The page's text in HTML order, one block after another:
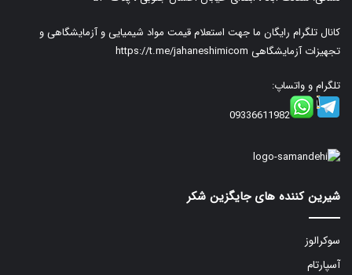
کانال تلگرام رایگان ما جهت استعلام قیمت مواد شیمیایی و آزمایشگاهی و
تجهیزات آزمایشگاهی https://t.me/jahaneshimicom
تلگرام و واتساپ:
09336611982
شیرین کننده های جایگزین شکر
سوکرالوز
آسپارتام